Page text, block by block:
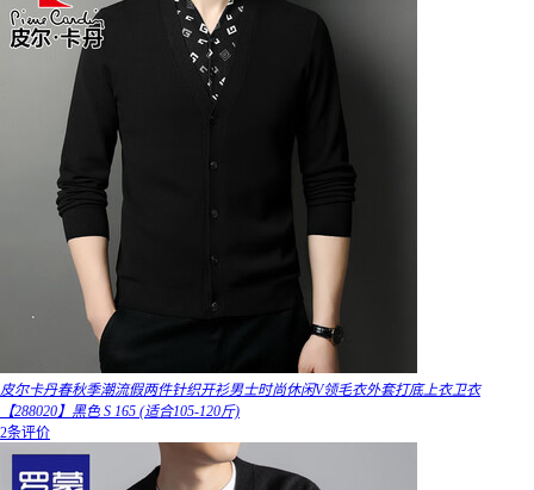
皮尔卡丹春秋季潮流假两件针织开衫男士时尚休闲V领毛衣外套打底上衣卫衣
【288020】黑色 S 165 (适合105-120斤)
2条评价